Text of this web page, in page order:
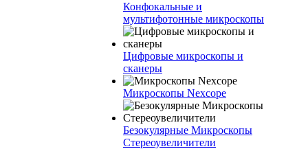
Конфокальные и
мультифотонные микроскопы
Цифровые микроскопы и
сканеры
Микроскопы Nexcope
Безокулярные Микроскопы
Стереоувеличители